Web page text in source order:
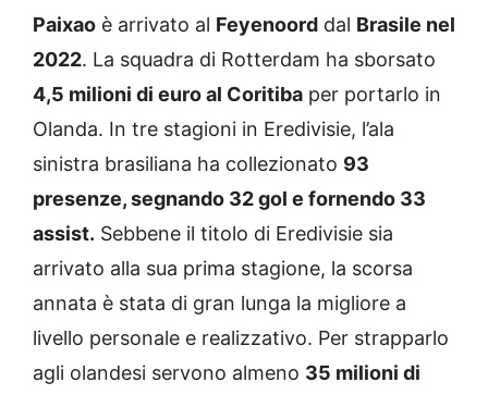
Paixao è arrivato al Feyenoord dal Brasile nel
2022. La squadra di Rotterdam ha sborsato
4,5 milioni di euro al Coritiba per portarlo in
Olanda. In tre stagioni in Eredivisie, l’ala
sinistra brasiliana ha collezionato 93
presenze, segnando 32 gol e fornendo 33
assist. Sebbene il titolo di Eredivisie sia
arrivato alla sua prima stagione, la scorsa
annata è stata di gran lunga la migliore a
livello personale e realizzativo. Per strapparlo
agli olandesi servono almeno 35 milioni di